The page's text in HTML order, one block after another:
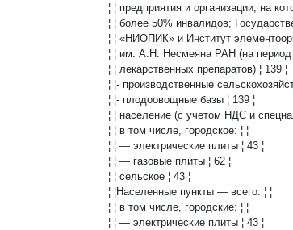
¦ ¦ предприятия и организации, на
¦ ¦ более 50% инвалидов;
¦ ¦ «НИОПИК» и Институт
¦ ¦ им. А.Н. Несмеяна РАН (на период
¦ ¦ лекарственных препаратов) ¦ 139 ¦
¦ ¦- производственные
¦ ¦- плодоовощные базы ¦ 139 ¦
¦ ¦ население (с учетом НДС и
¦ ¦ в том числе, городское: ¦ ¦
¦ ¦ — электрические плиты ¦ 43 ¦
¦ ¦ — газовые плиты ¦ 62 ¦
¦ ¦ сельское ¦ 43 ¦
¦ ¦Населенные пункты — всего: ¦ ¦
¦ ¦ в том числе, городские: ¦ ¦
¦ ¦ — электрические плиты ¦ 43 ¦